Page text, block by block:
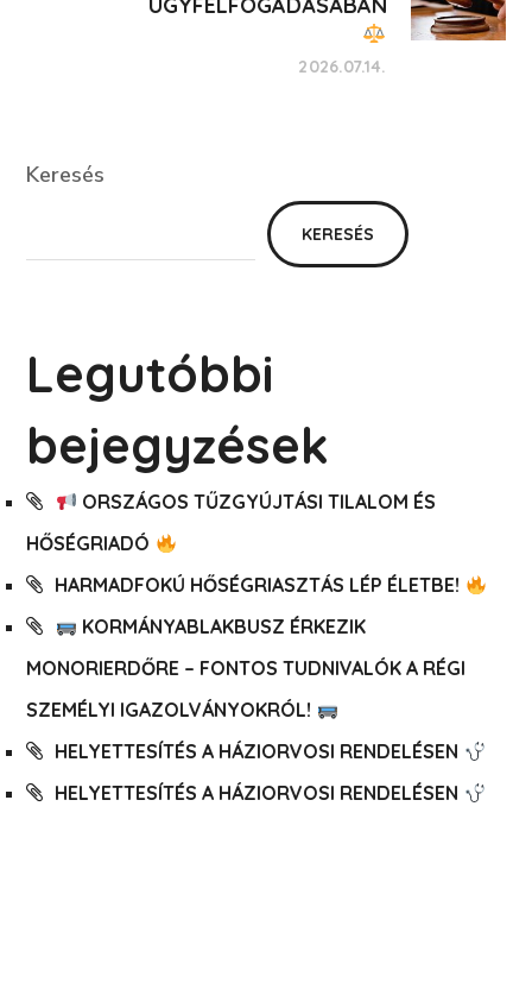
2026.07.14.
Keresés
KERESÉS
Legutóbbi
bejegyzések
ORSZÁGOS TŰZGYÚJTÁSI TILALOM ÉS
HŐSÉGRIADÓ
HARMADFOKÚ HŐSÉGRIASZTÁS LÉP ÉLETBE!
KORMÁNYABLAKBUSZ ÉRKEZIK
MONORIERDŐRE – FONTOS TUDNIVALÓK A RÉGI
SZEMÉLYI IGAZOLVÁNYOKRÓL!
HELYETTESÍTÉS A HÁZIORVOSI RENDELÉSEN
HELYETTESÍTÉS A HÁZIORVOSI RENDELÉSEN